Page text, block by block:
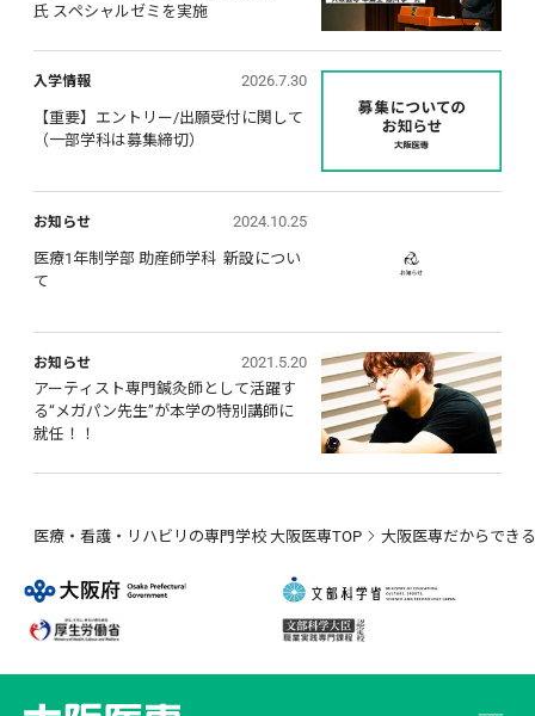
氏 スペシャルゼミを実施
入学情報 2026.7.30
【重要】エントリー/出願受付に関して
（一部学科は募集締切）
お知らせ 2024.10.25
医療1年制学部 助産師学科  新設につい
て
お知らせ
2021.5.20
アーティスト専門鍼灸師として活躍す
る“メガパン先生”が本学の特別講師に
就任！！
医療・看護・リハビリの専門学校 大阪医専TOP 大阪医専だからでき